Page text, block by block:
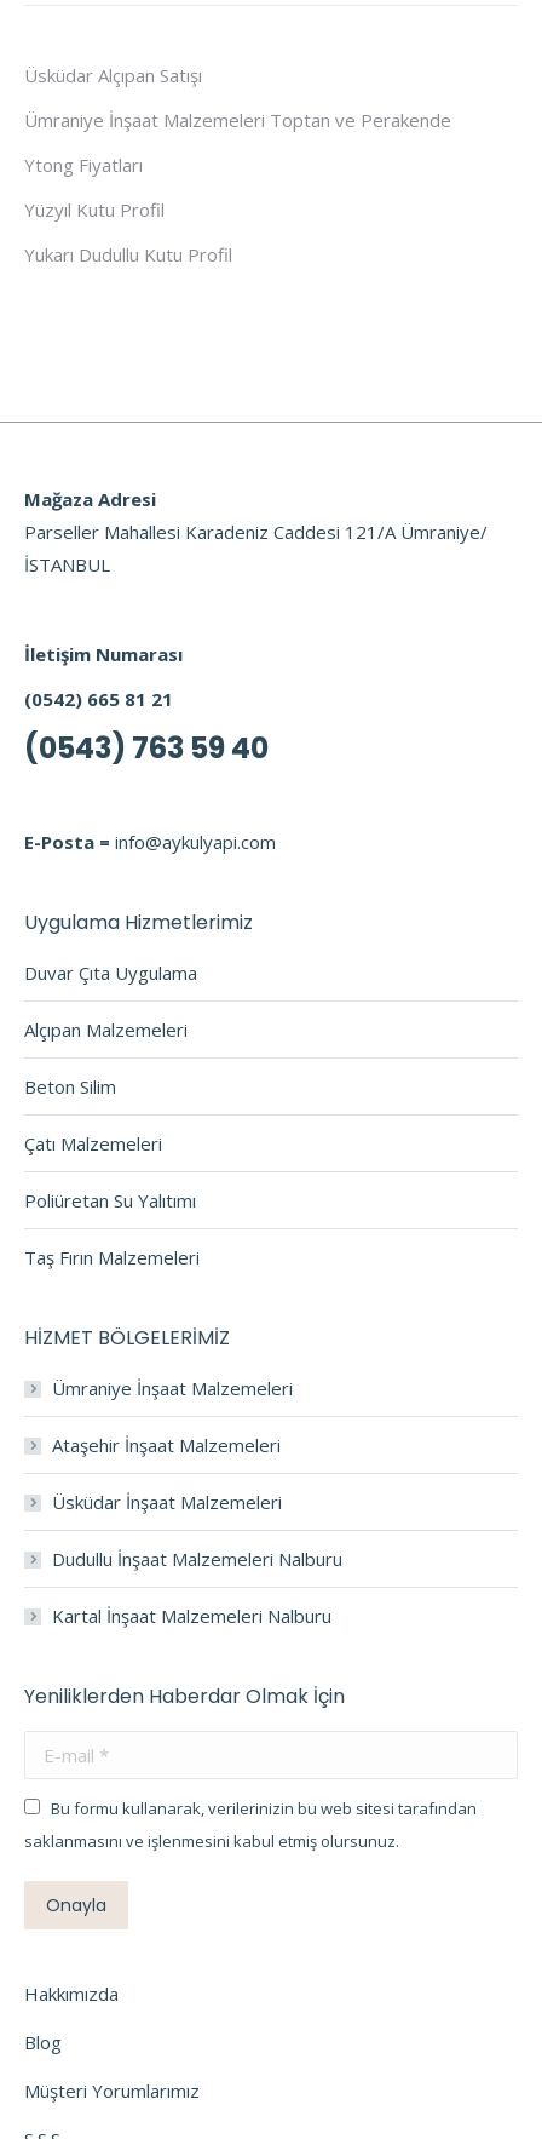
Üsküdar Alçıpan Satışı
Ümraniye İnşaat Malzemeleri Toptan ve Perakende
Ytong Fiyatları
Yüzyıl Kutu Profil
Yukarı Dudullu Kutu Profil
Mağaza Adresi
Parseller Mahallesi Karadeniz Caddesi 121/A Ümraniye/
İSTANBUL
İletişim Numarası
(0542) 665 81 21
(0543) 763 59 40
E-Posta = info@aykulyapi.com
Uygulama Hizmetlerimiz
Duvar Çıta Uygulama
Alçıpan Malzemeleri
Beton Silim
Çatı Malzemeleri
Poliüretan Su Yalıtımı
Taş Fırın Malzemeleri
HİZMET BÖLGELERİMİZ
Ümraniye İnşaat Malzemeleri
Ataşehir İnşaat Malzemeleri
Üsküdar İnşaat Malzemeleri
Dudullu İnşaat Malzemeleri Nalburu
Kartal İnşaat Malzemeleri Nalburu
Yeniliklerden Haberdar Olmak İçin
E-mail *
Bu formu kullanarak, verilerinizin bu web sitesi tarafından
saklanmasını ve işlenmesini kabul etmiş olursunuz.
Onayla
Hakkımızda
Blog
Müşteri Yorumlarımız